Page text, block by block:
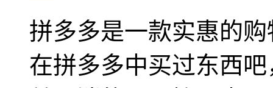
拼多多是一款实惠的
在拼多多中买过东西